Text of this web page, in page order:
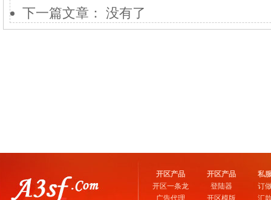
下一篇文章： 没有了
开区产品
开区一条龙
广告代理
开区产品
登陆器
开区模版
私
订
汇